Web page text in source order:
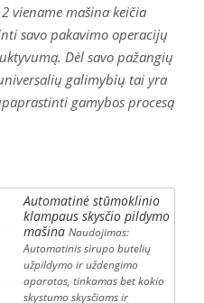
viename mašina keičia
savo pakavimo operacijų
Dėl savo pažangių
galimybių tai yra
gamybos procesą
Automatinė stūmoklinio
klampaus skysčio pildymo
mašina Naudojimas:
Automatinis sirupo butelių
užpildymo ir uždengimo
aparatas, tinkamas bet kokio
skystumo skysčiams ir